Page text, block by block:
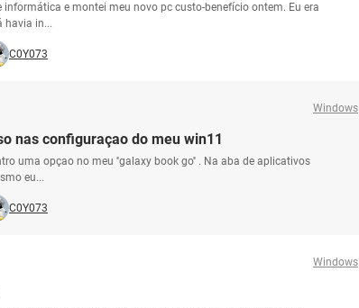
informática e montei meu novo pc custo-benefício ontem. Eu era
havia in...
C0Y073
Windows
nas configuraçao do meu win11
uma opçao no meu ''galaxy book go'' . Na aba de aplicativos
eu...
C0Y073
Windows